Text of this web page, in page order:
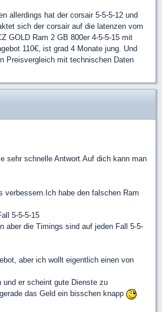
allerdings hat der corsair 5-5-5-12 und
sich der corsair auf die latenzen vom
GOLD Ram 2 GB 800er 4-5-5-15 mit
110€, ist grad 4 Monate jung. Und
Preisvergleich mit technischen Daten
sehr schnelle Antwort.Auf dich kann man
verbessern.Ich habe den falschen Ram
5-5-5-15
aber die Timings sind auf jeden Fall 5-5-
aber ich wollt eigentlich einen von
und er scheint gute Dienste zu
das Geld ein bisschen knapp